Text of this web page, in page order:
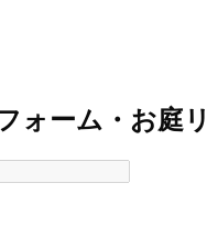
ォーム・お庭